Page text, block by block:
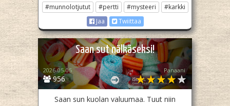
#munnolotjutut
#pertti #mysteeri
#karkki
Jaa
Twiittaa
Saan sut nälkäseksi!
956
2026-05-05 Panaani
Saan sun kuolan valuumaa. Tuut niin